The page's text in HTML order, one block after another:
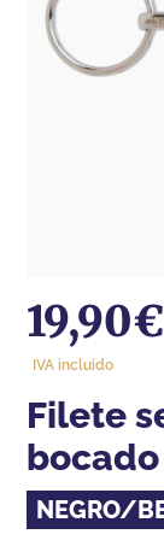
19,90€
IVA incluido
filete sefton anilla para
bocado